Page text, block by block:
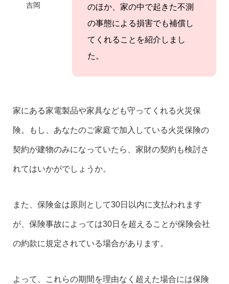
吉岡
のほか、家の中で起きた不測
の事態による損害でも補償し
てくれることを紹介しまし
た。
家にある家電製品や家具なども守ってくれる火災保
険。もし、あなたのご家庭で加入している火災保険の
契約が建物のみになっていたら、家財の契約も検討さ
れてはいかがでしょうか。
また、保険金は原則として30日以内に支払われます
が、保険事故によっては30日を超えることが保険会社
の約款に規定されている場合があります。
よって、これらの期間を理由なく超えた場合には保険